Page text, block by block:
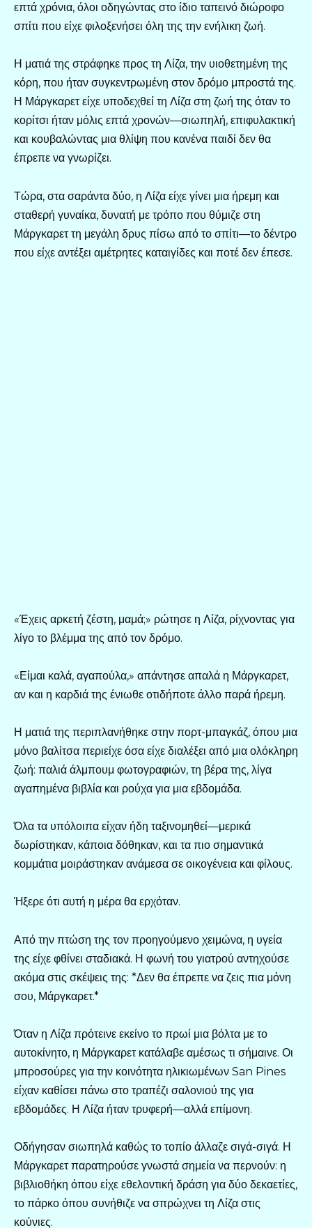
επτά χρόνια, όλοι οδηγώντας στο ίδιο ταπεινό διώροφο
σπίτι που είχε φιλοξενήσει όλη της την ενήλικη ζωή.
Η ματιά της στράφηκε προς τη Λίζα, την υιοθετημένη της
κόρη, που ήταν συγκεντρωμένη στον δρόμο μπροστά της.
Η Μάργκαρετ είχε υποδεχθεί τη Λίζα στη ζωή της όταν το
κορίτσι ήταν μόλις επτά χρονών—σιωπηλή, επιφυλακτική
και κουβαλώντας μια θλίψη που κανένα παιδί δεν θα
έπρεπε να γνωρίζει.
Τώρα, στα σαράντα δύο, η Λίζα είχε γίνει μια ήρεμη και
σταθερή γυναίκα, δυνατή με τρόπο που θύμιζε στη
Μάργκαρετ τη μεγάλη δρυς πίσω από το σπίτι—το δέντρο
που είχε αντέξει αμέτρητες καταιγίδες και ποτέ δεν έπεσε.
«Έχεις αρκετή ζέστη, μαμά;» ρώτησε η Λίζα, ρίχνοντας για
λίγο το βλέμμα της από τον δρόμο.
«Είμαι καλά, αγαπούλα,» απάντησε απαλά η Μάργκαρετ,
αν και η καρδιά της ένιωθε οτιδήποτε άλλο παρά ήρεμη.
Η ματιά της περιπλανήθηκε στην πορτ-μπαγκάζ, όπου μια
μόνο βαλίτσα περιείχε όσα είχε διαλέξει από μια ολόκληρη
ζωή: παλιά άλμπουμ φωτογραφιών, τη βέρα της, λίγα
αγαπημένα βιβλία και ρούχα για μια εβδομάδα.
Όλα τα υπόλοιπα είχαν ήδη ταξινομηθεί—μερικά
δωρίστηκαν, κάποια δόθηκαν, και τα πιο σημαντικά
κομμάτια μοιράστηκαν ανάμεσα σε οικογένεια και φίλους.
Ήξερε ότι αυτή η μέρα θα ερχόταν.
Από την πτώση της τον προηγούμενο χειμώνα, η υγεία
της είχε φθίνει σταδιακά. Η φωνή του γιατρού αντηχούσε
ακόμα στις σκέψεις της: *Δεν θα έπρεπε να ζεις πια μόνη
σου, Μάργκαρετ.*
Όταν η Λίζα πρότεινε εκείνο το πρωί μια βόλτα με το
αυτοκίνητο, η Μάργκαρετ κατάλαβε αμέσως τι σήμαινε. Οι
μπροσούρες για την κοινότητα ηλικιωμένων San Pines
είχαν καθίσει πάνω στο τραπέζι σαλονιού της για
εβδομάδες. Η Λίζα ήταν τρυφερή—αλλά επίμονη.
Οδήγησαν σιωπηλά καθώς το τοπίο άλλαζε σιγά-σιγά. Η
Μάργκαρετ παρατηρούσε γνωστά σημεία να περνούν: η
βιβλιοθήκη όπου είχε εθελοντική δράση για δύο δεκαετίες,
το πάρκο όπου συνήθιζε να σπρώχνει τη Λίζα στις
κούνιες.